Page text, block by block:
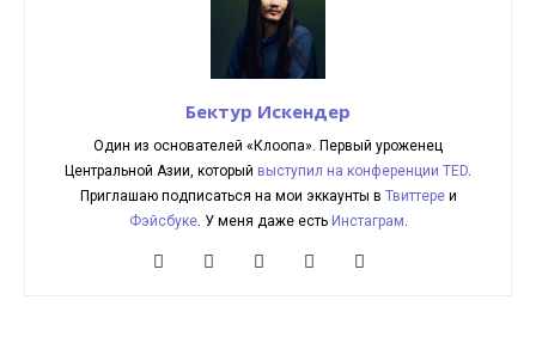
Бектур Искендер
Один из основателей «Клоопа». Первый уроженец
Центральной Азии, который выступил на конференции TED.
Приглашаю подписаться на мои эккаунты в Твиттереи
Фэйсбуке. У меня даже есть Инстаграм.